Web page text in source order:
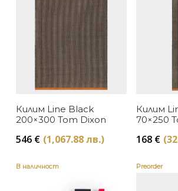
Килим Line Black
200×300 Tom Dixon
546 € (1,067.88 лв.)
Килим
70×250
168 €
В наличност Preorder